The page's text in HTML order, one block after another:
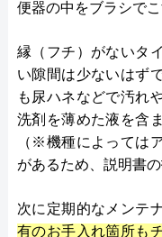
便器の中をブラシで
縁（フチ）がないタ
い隙間は少ないはず
も尿ハネなどで汚れ
洗剤を薄めた液を含
（※機種によっては
があるため、説明書
次に定期的なメンテ
有のお手入れ箇所も